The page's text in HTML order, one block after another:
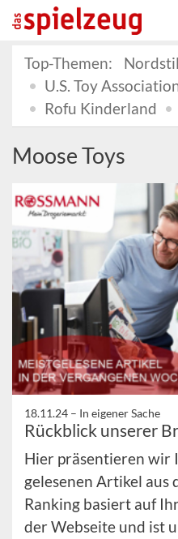
Top-Themen:
Nordstil
U.S. Toy
Rofu Kinderland
Moose Toys
18.11.24 – In eigener Sache
Rückblick unserer
Hier präsentieren wir
gelesenen Artikel aus
Ranking basiert auf
der Webseite und ist